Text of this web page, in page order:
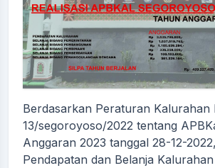
Berdasarkan Peraturan Kalurahan
13/segoroyoso/2022 tentang
Anggaran 2023 tanggal 28-12-
Pendapatan dan Belanja